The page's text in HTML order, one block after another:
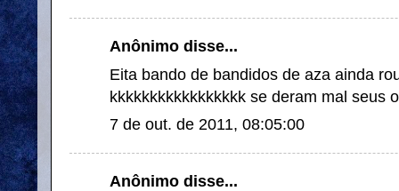
Anônimo disse...
Eita bando de bandidos de aza ainda
kkkkkkkkkkkkkkkkk se deram mal seus
7 de out. de 2011, 08:05:00
Anônimo disse...